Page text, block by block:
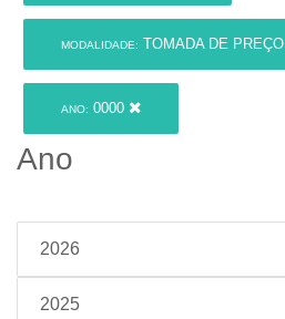
MODALIDADE: TOMADA DE PREÇO
ANO: 0000
Ano
2026
2025